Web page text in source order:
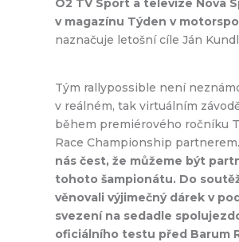
O2 TV Sport a televize Nova
v magazínu Týden v
naznačuje letošní cíle Ján
Tým rallypossible není
v reálném, tak virtuálním
během premiérového ročníku
Race Championship partnerem.
nás čest, že můžeme být
tohoto šampionátu. Do
věnovali výjimečný dárek v
svezení na sedadle
oficiálního testu před Barum